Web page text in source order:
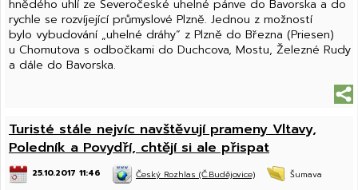
hnědého uhlí ze Severočeské uhelné pánve do Bavorska a do
rychle se rozvíjející průmyslové Plzně. Jednou z možností
bylo vybudování „uhelné dráhy“ z Plzně do Března (Priesen)
u Chomutova s odbočkami do Duchcova, Mostu, Železné Rudy
a dále do Bavorska.
Turisté stále nejvíc navštěvují prameny Vltavy,
Poledník a Povydří, chtějí si ale přispat
25.10.2017 11:46 Český Rozhlas (Č.Budějovice) Šumava